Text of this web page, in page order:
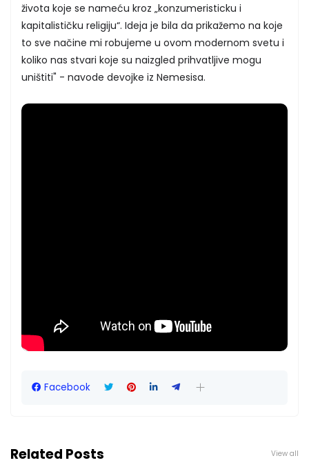
života koje se nameću kroz „konzumeristicku i
kapitalističku religiju“. Ideja je bila da prikažemo na koje
to sve načine mi robujeme u ovom modernom svetu i
koliko nas stvari koje su naizgled prihvatljive mogu
uništiti" - navode devojke iz Nemesisa.
Facebook
Related Posts View all